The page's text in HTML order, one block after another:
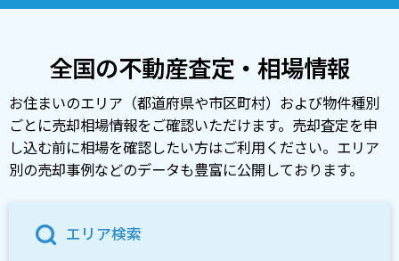
全国の不動産査定・相場情報
お住まいのエリア（都道府県や市区町村）および物件種別
ごとに売却相場情報をご確認いただけます。売却査定を申
し込む前に相場を確認したい方はご利用ください。エリア
別の売却事例などのデータも豊富に公開しております。
エリア検索